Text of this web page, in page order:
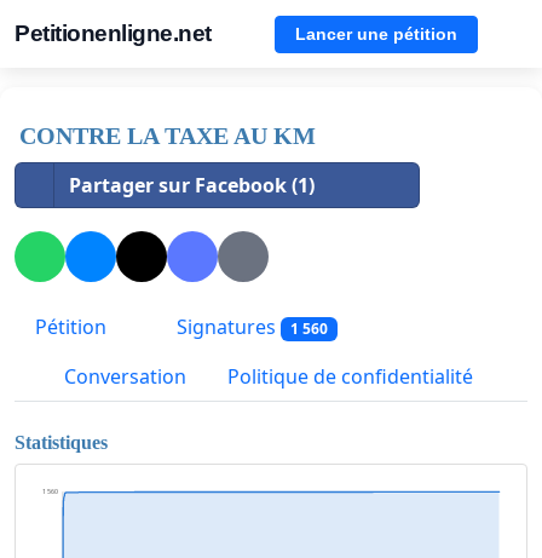
Petitionenligne.net Lancer une pétition
CONTRE LA TAXE AU KM
Partager sur Facebook (1)
Pétition Signatures 1 560
Conversation Politique de confidentialité
Statistiques
1 560